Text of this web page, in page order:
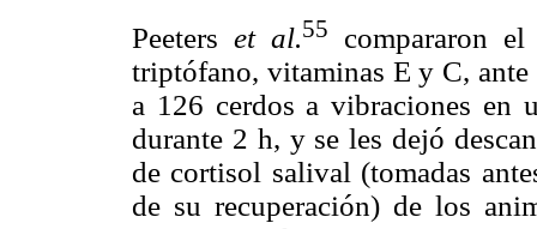
Peeters et al.55
compararon
triptófano, vitaminas E y C,
a 126 cerdos a vibraciones en
durante 2 h, y se les dejó
de cortisol salival (tomadas
de su recuperación) de los